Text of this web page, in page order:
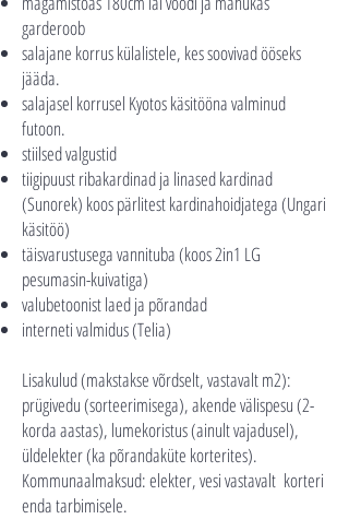
garderoob
salajane korrus külalistele, kes soovivad ööseks
jääda.
salajasel korrusel Kyotos käsitööna valminud
futoon.
stiilsed valgustid
tiigipuust ribakardinad ja linased kardinad
(Sunorek) koos pärlitest kardinahoidjatega (Ungari
käsitöö)
täisvarustusega vannituba (koos 2in1 LG
pesumasin-kuivatiga)
valubetoonist laed ja põrandad
interneti valmidus (Telia)
Lisakulud (makstakse võrdselt, vastavalt m2):
prügivedu (sorteerimisega), akende välispesu (2-
korda aastas), lumekoristus (ainult vajadusel),
üldelekter (ka põrandaküte korterites).
Kommunaalmaksud: elekter, vesi vastavalt korteri
enda tarbimisele.​